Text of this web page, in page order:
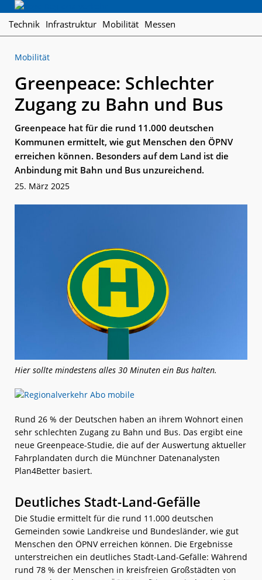
Skip
Skip
Skip
Regionalverkehr
Die
den
Personennahverkehr
Technik Infrastruktur Mobilität Messen
Mobilität
Greenpeace: Schlechter
Zugang zu Bahn und Bus
Greenpeace hat für die rund 11.000 deutschen
Kommunen ermittelt, wie gut Menschen den ÖPNV
erreichen können. Besonders auf dem Land ist die
Anbindung mit Bahn und Bus unzureichend.
25. März 2025
Hier sollte mindestens alles 30 Minuten ein Bus halten.
Rund 26 % der Deutschen haben an ihrem Wohnort einen
sehr schlechten Zugang zu Bahn und Bus. Das ergibt eine
neue Greenpeace-Studie, die auf der Auswertung aktueller
Fahrplandaten durch die Münchner Datenanalysten
Plan4Better basiert.
Deutliches Stadt-Land-Gefälle
Die Studie ermittelt für die rund 11.000 deutschen
Gemeinden sowie Landkreise und Bundesländer, wie gut
Menschen den ÖPNV erreichen können. Die Ergebnisse
unterstreichen ein deutliches Stadt-Land-Gefälle: Während
rund 78 % der Menschen in kreisfreien Großstädten von